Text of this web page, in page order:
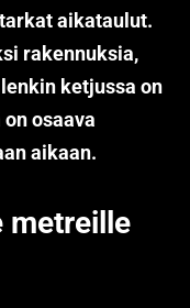
aikataulut.
rakennuksia,
ketjussa on
osaava
aikaan.
metreille